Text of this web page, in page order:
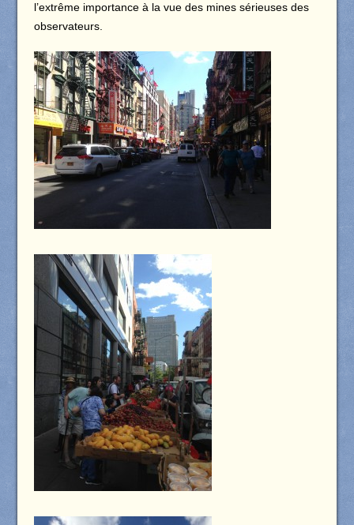
l’extrême importance à la vue des mines sérieuses des
observateurs.